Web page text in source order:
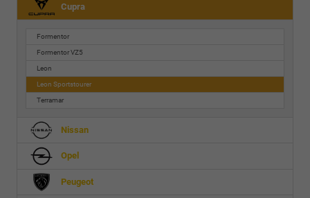
Cupra
Formentor
Formentor VZ5
Leon
Leon Sportstourer
Terramar
Nissan
Opel
Peugeot